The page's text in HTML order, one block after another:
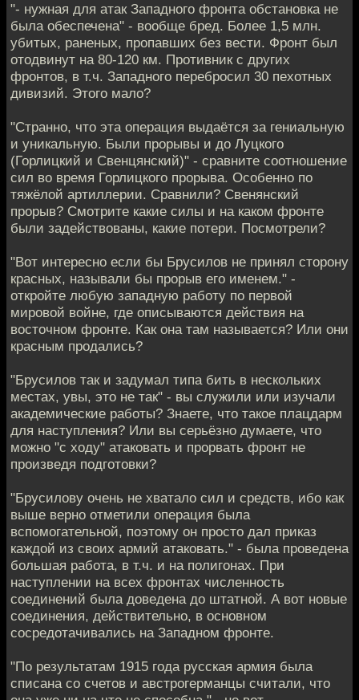
"- нужная для атак Западного фронта обстановка не
была обеспечена" - вообще бред. Более 1,5 млн.
убитых, раненых, пропавших без вести. Фронт был
отодвинут на 80-120 км. Противник с других
фронтов, в т.ч. Западного перебросил 30 пехотных
дивизий. Этого мало?
"Странно, что эта операция выдаётся за гениальную
и уникальную. Были прорывы и до Луцкого
(Горлицкий и Свенцянский)" - сравните соотношение
сил во время Горлицкого прорыва. Особенно по
тяжёлой артиллерии. Сравнили? Свенянский
прорыв? Смотрите какие силы и на каком фронте
были задействованы, какие потери. Посмотрели?
"Вот интересно если бы Брусилов не принял сторону
красных, называли бы прорыв его именем." -
откройте любую западную работу по первой
мировой войне, где описываются действия на
восточном фронте. Как она там называется? Или они
красным продались?
"Брусилов так и задумал типа бить в нескольких
местах, увы, это не так" - вы служили или изучали
академические работы? Знаете, что такое плацдарм
для наступления? Или вы серьёзно думаете, что
можно "с ходу" атаковать и прорвать фронт не
произведя подготовки?
"Брусилову очень не хватало сил и средств, ибо как
выше верно отметили операция была
вспомогательной, поэтому он просто дал приказ
каждой из своих армий атаковать." - была проведена
большая работа, в т.ч. и на полигонах. При
наступлении на всех фронтах численность
соединений была доведена до штатной. А вот новые
соединения, действительно, в основном
сосредотачивались на Западном фронте.
"По результатам 1915 года русская армия была
списана со счетов и австрогерманцы считали, что